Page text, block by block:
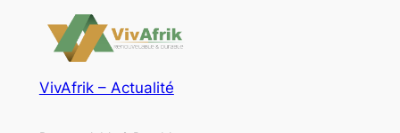
VivAfrik – Actualité